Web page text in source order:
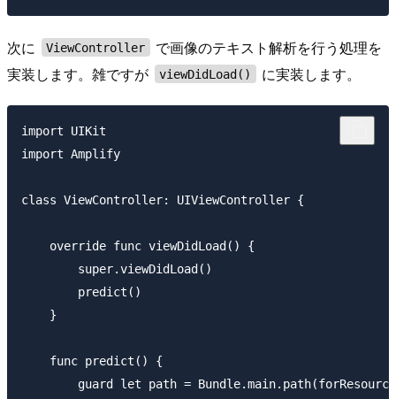
次に ViewController
で画像のテキスト解析を行う処理を
実装します。雑ですが
viewDidLoad() に実装します。
import UIKit
import Amplify
class ViewController: UIViewController {
    override func viewDidLoad() {
        super.viewDidLoad()
        predict()
    }
    func predict() {
guard let path =